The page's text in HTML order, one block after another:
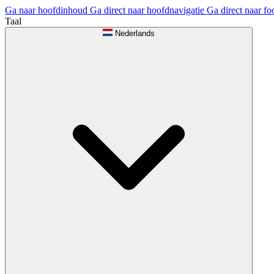
Ga naar hoofdinhoud Ga direct naar hoofdnavigatie Ga direct naar
Taal
Nederlands